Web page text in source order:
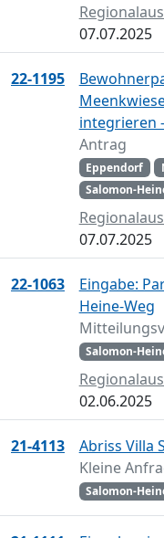
07.07.2025
22-1195
integrieren
Antrag
Eppendorf
Salomon-
07.07.2025
22-1063
Eingabe:
Heine-Weg
Salomon-
02.06.2025
21-4113
Abriss Villa
Kleine
Salomon-